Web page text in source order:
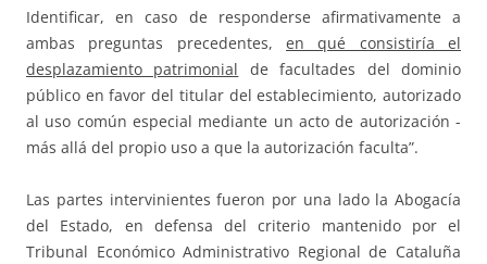
Identificar, en caso de responderse afirmativamente a
ambas preguntas precedentes, en qué consistiría el
desplazamiento patrimonial de facultades del dominio
público en favor del titular del establecimiento, autorizado
al uso común especial mediante un acto de autorización -
más allá del propio uso a que la autorización faculta”.
Las partes intervinientes fueron por una lado la Abogacía
del Estado, en defensa del criterio mantenido por el
Tribunal Económico Administrativo Regional de Cataluña